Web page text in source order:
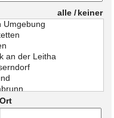
alle /keiner
Umgebung
an der Leitha
Ort